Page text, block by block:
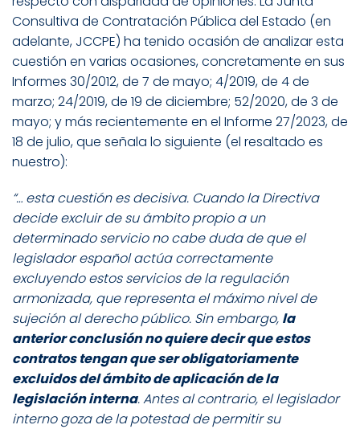
Consultiva de Contratación Pública del Estado (en
adelante, JCCPE) ha tenido ocasión de analizar esta
cuestión en varias ocasiones, concretamente en sus
Informes 30/2012, de 7 de mayo; 4/2019, de 4 de
marzo; 24/2019, de 19 de diciembre; 52/2020, de 3 de
mayo; y más recientemente en el Informe 27/2023, de
18 de julio, que señala lo siguiente (el resaltado es
nuestro):
“… esta cuestión es decisiva. Cuando la Directiva
decide excluir de su ámbito propio a un
determinado servicio no cabe duda de que el
legislador español actúa correctamente
excluyendo estos servicios de la regulación
armonizada, que representa el máximo nivel de
sujeción al derecho público. Sin embargo, la
anterior conclusión no quiere decir que estos
contratos tengan que ser obligatoriamente
excluidos del ámbito de aplicación de la
legislación interna. Antes al contrario, el legislador
interno goza de la potestad de permitir su